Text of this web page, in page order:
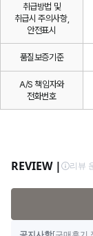
취급방법 및
취급시 주의사항,
안전표시
품질보증기준
A/S 책임자와
전화번호